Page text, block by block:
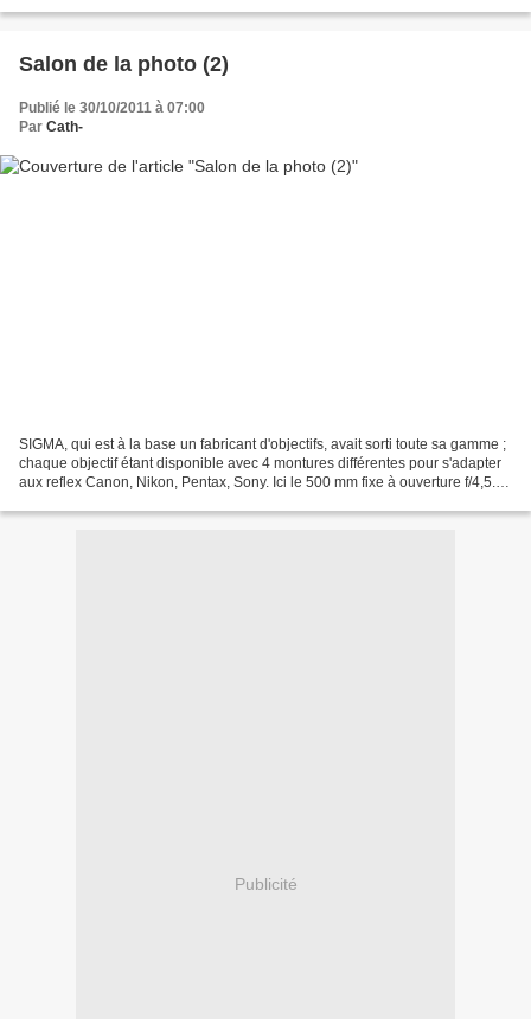
Salon de la photo (2)
Publié le 30/10/2011 à 07:00
Par Cath-
SIGMA, qui est à la base un fabricant d'objectifs, avait sorti toute sa gamme ;
chaque objectif étant disponible avec 4 montures différentes pour s'adapter
aux reflex Canon, Nikon, Pentax, Sony. Ici le 500 mm fixe à ouverture f/4,5.
Publicité